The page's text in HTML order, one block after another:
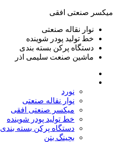
ميكسر صنعتی افقی
نوار نقاله صنعتی
خط تولید پودر شوينده
دستگاه پرکن بسته بندی
ماشين صنعت سليمی اذر
نورد
نوار نقاله صنعتی
ميكسر صنعتی افقی
خط تولید پودر شوينده
دستگاه پرکن بسته بندی
بچينگ بتن